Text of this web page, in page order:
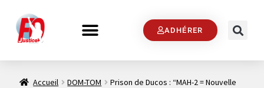
ADHÉRER
Accueil DOM-TOM
Prison de Ducos : “MAH-2 = Nouvelle